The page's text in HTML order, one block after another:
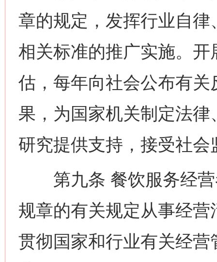
章的规定，发挥行业自
相关标准的推广实施。
估，每年向社会公布有
果，为国家机关制定法
研究提供支持，接受社会
第九条 餐饮服务经营
规章的有关规定从事经
贯彻国家和行业有关经